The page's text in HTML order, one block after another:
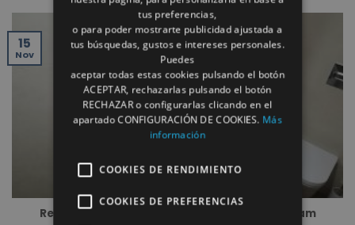
Reforma de un baño con porcelánico Coverlam
15
Nov
tus preferencias,
o para poder mostrarte publicidad ajustada a
tus búsquedas, gustos e intereses personales.
Puedes
aceptar todas estas cookies pulsando el botón
ACEPTAR, rechazarlas pulsando el botón
RECHAZAR o configurarlas clicando en el
apartado CONFIGURACIÓN DE COOKIES. Más
información
COOKIES DE RENDIMIENTO
COOKIES DE PREFERENCIAS